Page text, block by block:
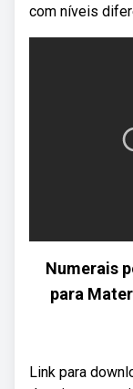
com níveis
Numerais
para
Link para